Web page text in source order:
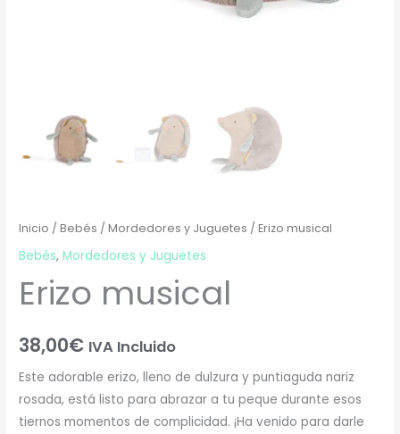
Inicio /Bebés /Mordedores y Juguetes / Erizo musical
Bebés,Mordedores y Juguetes
Erizo musical
38,00€ IVA Incluido
Este adorable erizo, lleno de dulzura y puntiaguda nariz
rosada, está listo para abrazar a tu peque durante esos
tiernos momentos de complicidad. ¡Ha venido para darle